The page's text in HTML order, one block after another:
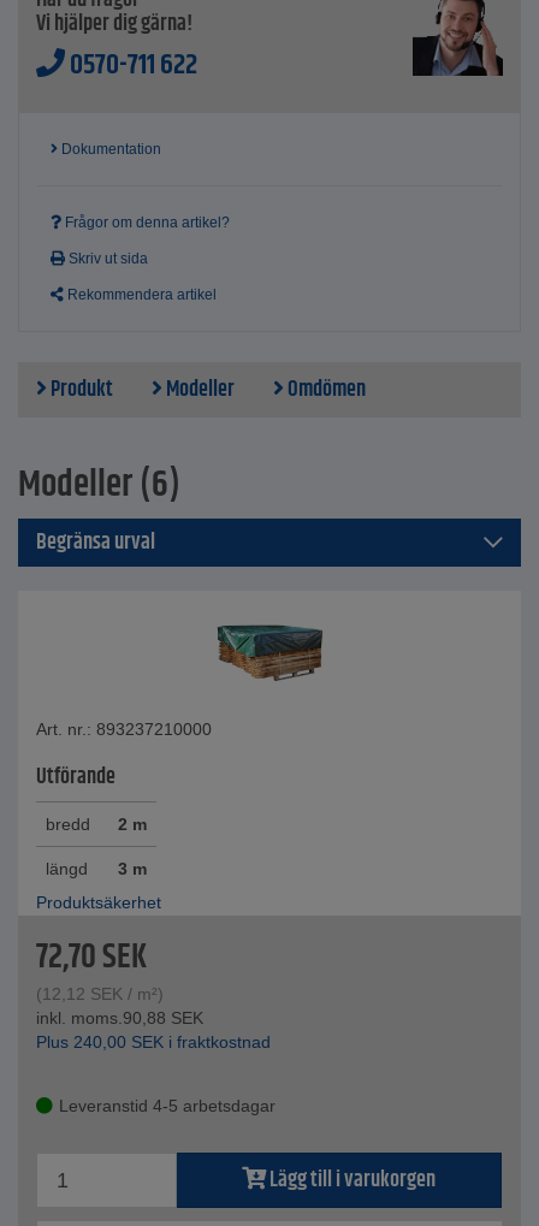
Vi hjälper dig gärna!
0570-711 622
Dokumentation
Frågor om denna artikel?
Skriv ut sida
Rekommendera artikel
Produkt Modeller Omdömen
Modeller (6)
Begränsa urval
Art. nr.: 893237210000
Utförande
bredd 2 m
längd
3 m
Produktsäkerhet
72,70SEK
(12,12 SEK / m²)
inkl. moms.90,88 SEK
Plus 240,00 SEK i fraktkostnad
Leveranstid 4-5 arbetsdagar
Lägg till i varukorgen